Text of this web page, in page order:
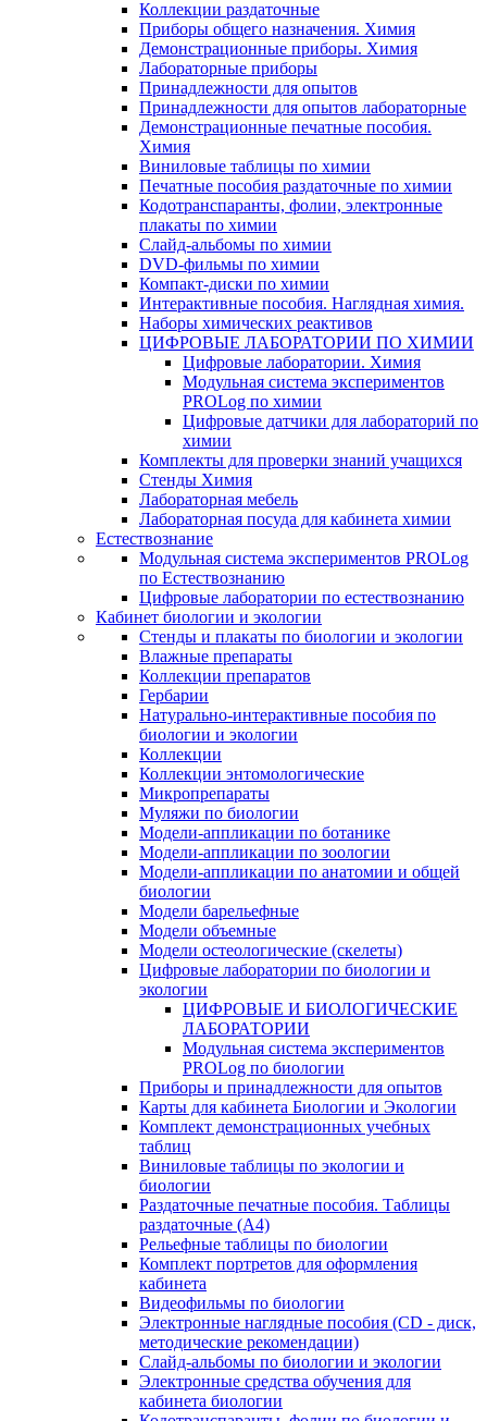
Коллекции раздаточные
Приборы общего назначения. Химия
Демонстрационные приборы. Химия
Лабораторные приборы
Принадлежности для опытов
Принадлежности для опытов лабораторные
Демонстрационные печатные пособия.
Химия
Виниловые таблицы по химии
Печатные пособия раздаточные по химии
Кодотранспаранты, фолии, электронные
плакаты по химии
Слайд-альбомы по химии
DVD-фильмы по химии
Компакт-диски по химии
Интерактивные пособия. Наглядная химия.
Наборы химических реактивов
ЦИФРОВЫЕ ЛАБОРАТОРИИ ПО ХИМИИ
Цифровые лаборатории. Химия
Модульная система экспериментов
PROLog по химии
Цифровые датчики для лабораторий по
химии
Комплекты для проверки знаний учащихся
Стенды Химия
Лабораторная мебель
Лабораторная посуда для кабинета химии
Естествознание
Модульная система экспериментов PROLog
по Естествознанию
Цифровые лаборатории по естествознанию
Кабинет биологии и экологии
Стенды и плакаты по биологии и экологии
Влажные препараты
Коллекции препаратов
Гербарии
Натурально-интерактивные пособия по
биологии и экологии
Коллекции
Коллекции энтомологические
Микропрепараты
Муляжи по биологии
Модели-аппликации по ботанике
Модели-аппликации по зоологии
Модели-аппликации по анатомии и общей
биологии
Модели барельефные
Модели объемные
Модели остеологические (скелеты)
Цифровые лаборатории по биологии и
экологии
ЦИФРОВЫЕ И БИОЛОГИЧЕСКИЕ
ЛАБОРАТОРИИ
Модульная система экспериментов
PROLog по биологии
Приборы и принадлежности для опытов
Карты для кабинета Биологии и Экологии
Комплект демонстрационных учебных
таблиц
Виниловые таблицы по экологии и
биологии
Раздаточные печатные пособия. Таблицы
раздаточные (А4)
Рельефные таблицы по биологии
Комплект портретов для оформления
кабинета
Видеофильмы по биологии
Электронные наглядные пособия (CD - диск,
методические рекомендации)
Слайд-альбомы по биологии и экологии
Электронные средства обучения для
кабинета биологии